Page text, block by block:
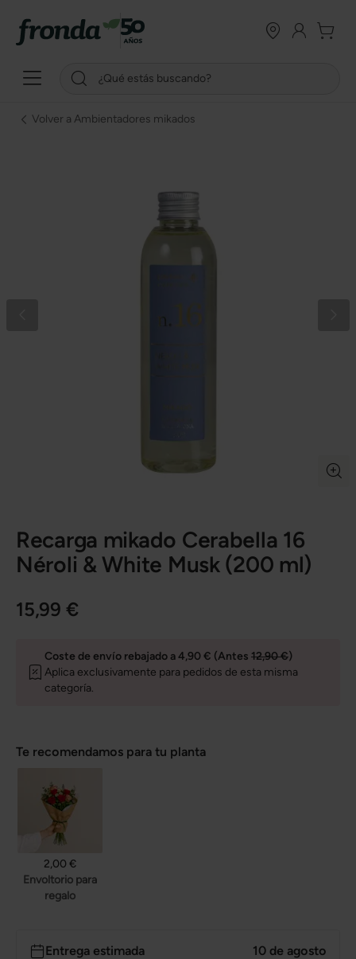
Volver a Ambientadores mikados
Recarga mikado Cerabella 16
Néroli & White Musk (200 ml)
15,99 €
Coste de envío rebajado a 4,90 € (Antes 12,90 €)
Aplica exclusivamente para pedidos de esta misma
categoría.
Te recomendamos para tu planta
2,00 €
Envoltorio para
regalo
Entrega estimada 10 de agosto